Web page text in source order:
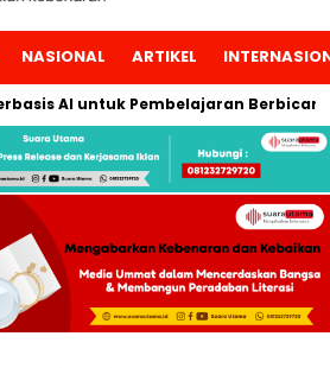
NASIONAL ARTIKEL
AI untuk Pembelajaran Berbicara